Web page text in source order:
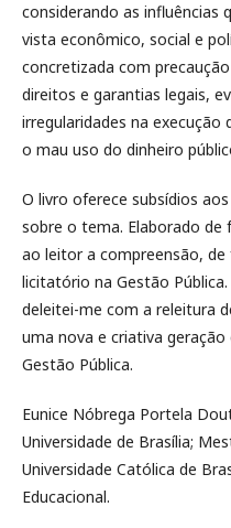
considerando as influências
vista econômico, social e
concretizada com
direitos e garantias legais,
irregularidades na
o mau uso do dinheiro
O livro oferece subsídios
sobre o tema. Elaborado
ao leitor a compreensão,
licitatório na Gestão
deleitei-me com a releitura
uma nova e criativa
Gestão Pública.
Eunice Nóbrega Portela
Universidade de Brasília;
Universidade Católica de
Educacional.